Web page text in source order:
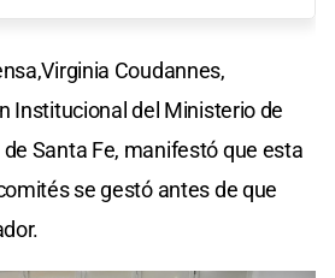
Coudannes,
Institucional del Ministerio de
Santa Fe, manifestó que esta
se gestó antes de que